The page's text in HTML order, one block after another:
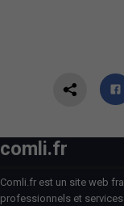
comli.fr
Comli.fr est un site web
professionnels et